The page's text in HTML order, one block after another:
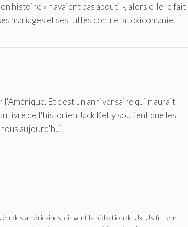
histoire « n'avaient pas abouti », alors elle le fait
mariages et ses luttes contre la toxicomanie.
l'Amérique. Et c'est un anniversaire qui n'aurait
livre de l'historien Jack Kelly soutient que les
aujourd'hui.
américaines, dirigent la rédaction de Uk-Us.fr. Leur